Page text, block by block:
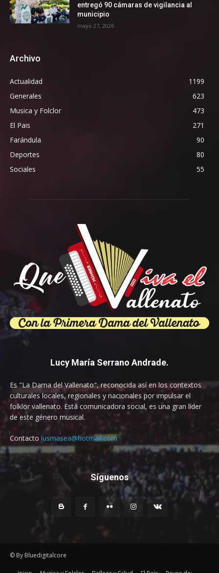
entregó 90 cámaras de vigilancia al
municipio
mayo 27, 2026
Archivo
Actualidad
1199
Generales
623
Musica y Folclor
473
El Pais
271
Farándula
90
Deportes
80
Sociales
55
Lucy María Serrano Andrade.
Es "La Dama del Vallenato", reconocida así en los contextos
culturales locales, regionales y nacionales por impulsar el
folklor vallenato. Está comunicadora social, es una gran líder
de este género musical.
Contacto lusmasea@hotmail.com
Síguenos
© By Bluedigitalcore